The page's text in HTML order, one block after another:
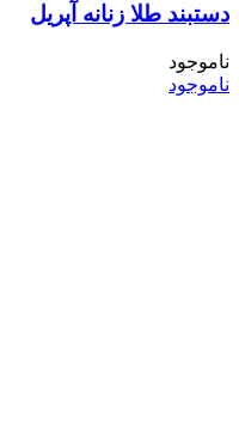
دستبند طلا زنانه آپریل
ناموجود
ناموجود